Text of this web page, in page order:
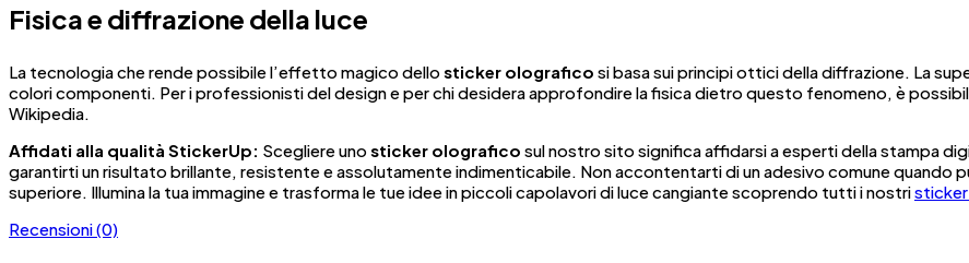
Fisica e diffrazione della luce
La tecnologia che rende possibile l’effetto magico dello sticker olografico si basa sui principi ottici della diffrazione. La
colori componenti. Per i professionisti del design e per chi desidera approfondire la fisica dietro questo fenomeno, è
Wikipedia.
Affidati alla qualità StickerUp: Scegliere uno sticker olografico sul nostro sito significa affidarsi a esperti della stampa
garantirti un risultato brillante, resistente e assolutamente indimenticabile. Non accontentarti di un adesivo comune quando
superiore. Illumina la tua immagine e trasforma le tue idee in piccoli capolavori di luce cangiante scoprendo tutti i nostri
Recensioni (0)